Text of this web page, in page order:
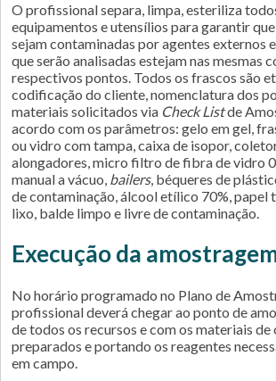
O profissional separa, limpa, esteriliza
equipamentos e utensílios para garantir
sejam contaminadas por agentes externos
que serão analisadas estejam nas mesmas
respectivos pontos. Todos os frascos são
codificação do cliente, nomenclatura dos
materiais solicitados via Check Listde
acordo com os parâmetros: gelo em gel,
ou vidro com tampa, caixa de isopor,
alongadores, micro filtro de fibra de vidro
manual a vácuo, bailers, béqueres de
de contaminação, álcool etílico 70%, papel
lixo, balde limpo e livre de contaminação.
Execução da
No horário programado no Plano de
profissional deverá chegar ao ponto de
de todos os recursos e com os materiais
preparados e portando os reagentes
em campo.